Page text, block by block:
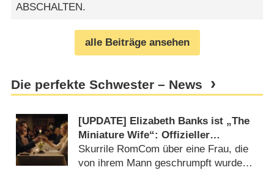
ABSCHALTEN.
alle Beiträge ansehen
Die perfekte Schwester – News
[UPDATE] Elizabeth Banks ist „The
Miniature Wife“: Offizieller
deutscher Trailer und Termin für
neue Dramedy
Skurrile RomCom über eine Frau, die
von ihrem Mann geschrumpft wurde